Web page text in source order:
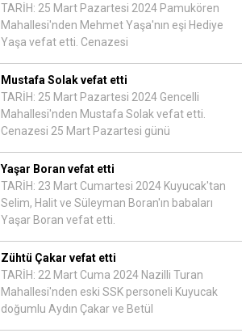
TARİH: 25 Mart Pazartesi 2024 Pamukören
Mahallesi'nden Mehmet Yaşa'nın eşi Hediye
Yaşa vefat etti. Cenazesi
Mustafa Solak vefat etti
TARİH: 25 Mart Pazartesi 2024 Gencelli
Mahallesi'nden Mustafa Solak vefat etti.
Cenazesi 25 Mart Pazartesi günü
Yaşar Boran vefat etti
TARİH: 23 Mart Cumartesi 2024 Kuyucak'tan
Selim, Halit ve Süleyman Boran'ın babaları
Yaşar Boran vefat etti.
Zühtü Çakar vefat etti
TARİH: 22 Mart Cuma 2024 Nazilli Turan
Mahallesi'nden eski SSK personeli Kuyucak
doğumlu Aydın Çakar ve Betül